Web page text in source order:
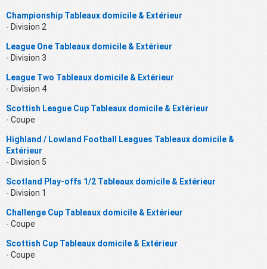
Championship Tableaux domicile & Extérieur
- Division 2
League One Tableaux domicile & Extérieur
- Division 3
League Two Tableaux domicile & Extérieur
- Division 4
Scottish League Cup Tableaux domicile & Extérieur
- Coupe
Highland / Lowland Football Leagues Tableaux domicile &
Extérieur
- Division 5
Scotland Play-offs 1/2 Tableaux domicile & Extérieur
- Division 1
Challenge Cup Tableaux domicile & Extérieur
- Coupe
Scottish Cup Tableaux domicile & Extérieur
- Coupe